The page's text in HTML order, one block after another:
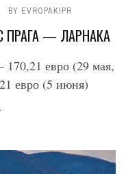
BY EVROPAKIPR
ПРАГА — ЛАРНАКА
евро (29 мая,
евро (5 июня)